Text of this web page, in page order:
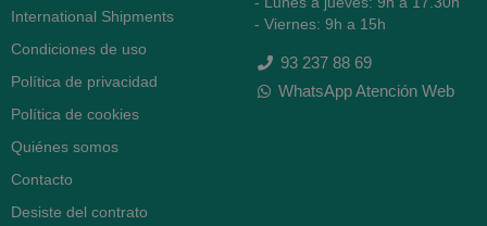
International Shipments
Condiciones de uso
Política de privacidad
Política de cookies
Quiénes somos
Contacto
Desiste del contrato
- Viernes: 9h a 15h
93 237 88 69
WhatsApp Atención Web